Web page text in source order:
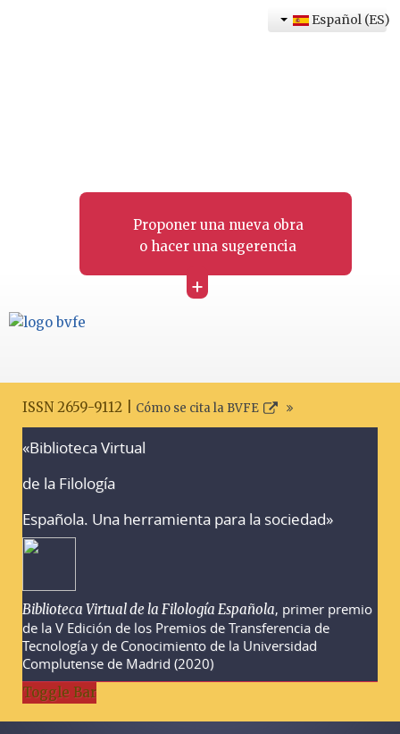
Proponer una nueva obra
o hacer una sugerencia
+
Español (ES)
ISSN 2659-9112 | Cómo se cita la BVFE
«Biblioteca Virtual
de la Filología
Española. Una herramienta para la sociedad»
Biblioteca Virtual de la Filología Española, primer premio
de la V Edición de los Premios de Transferencia de
Tecnología y de Conocimiento de la Universidad
Complutense de Madrid (2020)
Toggle Bar